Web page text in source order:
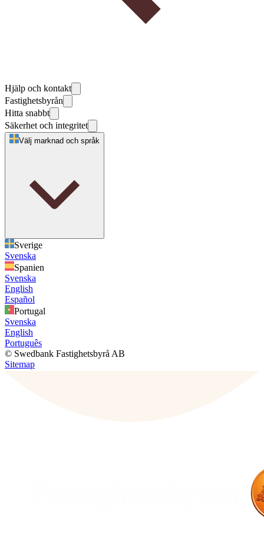
Hjälp och kontakt
Fastighetsbyrån
Hitta snabbt
Säkerhet och integritet
Välj marknad och språk
Sverige
Svenska
Spanien
Svenska
English
Español
Portugal
Svenska
English
Português
© Swedbank Fastighetsbyrå AB
Sitemap